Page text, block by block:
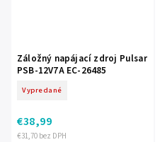
Záložný napájací zdroj Pulsar
PSB-12V7A EC-26485
Vypredané
€31,70 bez DPH
€38,99